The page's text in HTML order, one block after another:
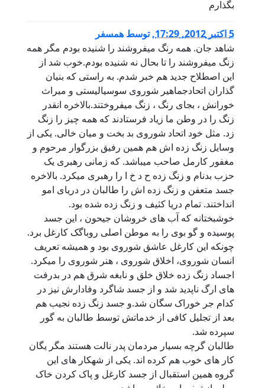
بگذارم
5 اكتبر 2012, 17:29 ,توسط همسفر
شاهد جان. همه رنگ میفروشند را شنیده بودم مگر همه
زنگ میفروشند را تا بحال نه شنیده بودم.خوب شد از
این اصطلاح جدید هم خبر شدم. به راستی که بنیان
گذاران اتحادجماهیر شوروی سوسیالیستی و میراث
خورانش ، بجای رنگ ، زنگ میفروختند.بالاخره انقدر
زنگ را در وطن ما زیاد فرستادند که همه چیز را زنگ
زد. مثل خود اتحاد شوروی بد بخت و میان خالی. یکی از
وسایل زنگ زده اش هم همین رفیق بزرگوار مرحوم و
مغفور کارمل صاحب میباشد. که زمانی رهبری یک
حزب بدنام و زنگ زده ح د خ ا را رهبری میکرد. بالاخره
جسد متعفن و زنگ زده اش را طالبان در دریای امو
انداختند. تمام دریا کثیف و زنگ زده شده بود.
خوشبختانه که آب های خروشان جیحون ، این جسد
پوسیده و گو بوی را به موطن اصلی روباگک کارغل برد.
چونکه این کارغل عاشق شوروی بود و همیشه تعریف
انسان شوروی، اخلاق شوروی ، هنر شوروی را میکرد.
اجساد زنگ زده خلاق خلق و نابغه شرق هم در بدرفت
های ارگ ناپدید شد و از جسد شاگرد وفادارش نیز در
کدام جر خوراک سگان شد.و جسد زنگ زده نجیب هم
بعد از تجلیل کافی از خدماتش توسط طالبان به گور
سپرده شد.
طالبان گرچه بسیار مردمان پدر نالت هستند مگر یگان
کار های خوب هم کرده اند. یکی از شهکار های این
گروه همین استقبال از جسد کارغل و پاک کردن خاک